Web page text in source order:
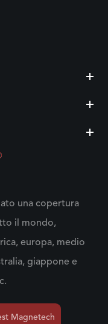
una copertura
il mondo,
europa, medio
giappone e
Magnetech